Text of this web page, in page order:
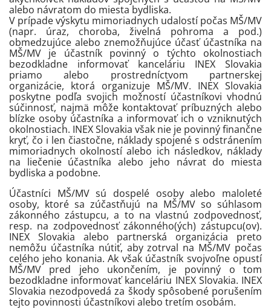
alebo návratom do miesta bydliska.
V prípade výskytu mimoriadnych udalostí počas MŠ/MV
(napr. úraz, choroba, živelná pohroma a pod.)
obmedzujúce alebo znemožňujúce účasť účastníka na
MŠ/MV je účastník povinný o týchto okolnostiach
bezodkladne informovať kanceláriu INEX Slovakia
priamo alebo prostredníctvom partnerskej
organizácie, ktorá organizuje MŠ/MV. INEX Slovakia
poskytne podľa svojich možností účastníkovi vhodnú
súčinnosť, najmä môže kontaktovať príbuzných alebo
blízke osoby účastníka a informovať ich o vzniknutých
okolnostiach. INEX Slovakia však nie je povinný finančne
kryť, čo i len čiastočne, náklady spojené s odstránením
mimoriadnych okolností alebo ich následkov, náklady
na liečenie účastníka alebo jeho návrat do miesta
bydliska a podobne.
Účastníci MŠ/MV sú dospelé osoby alebo maloleté
osoby, ktoré sa zúčastňujú na MŠ/MV so súhlasom
zákonného zástupcu, a to na vlastnú zodpovednosť,
resp. na zodpovednosť zákonného(ých) zástupcu(ov).
INEX Slovakia alebo partnerská organizácia preto
nemôžu účastníka nútiť, aby zotrval na MŠ/MV počas
celého jeho konania. Ak však účastník svojvoľne opustí
MŠ/MV pred jeho ukončením, je povinný o tom
bezodkladne informovať kanceláriu INEX Slovakia. INEX
Slovakia nezodpovedá za škody spôsobené porušením
tejto povinnosti účastníkovi alebo tretím osobám.